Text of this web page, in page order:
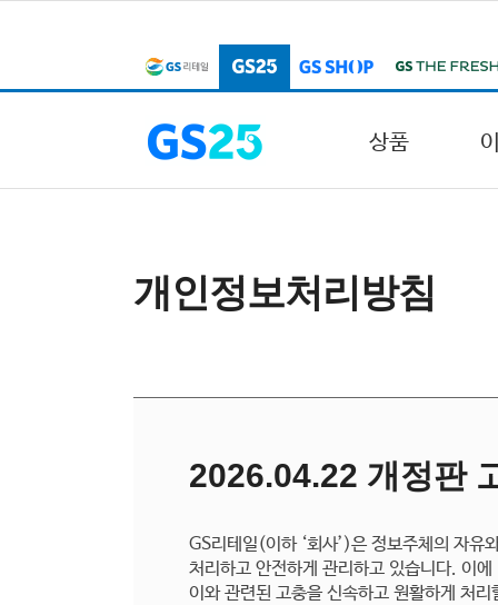
본문 바로가기
주메뉴 바로가기
상품
개인정보처리방침
2026.04.22 개정판
GS리테일(이하 ‘회사’)은 정보주체의 자유
처리하고 안전하게 관리하고 있습니다. 이
이와 관련된 고충을 신속하고 원활하게 처